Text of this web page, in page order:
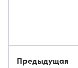
Предыдущая